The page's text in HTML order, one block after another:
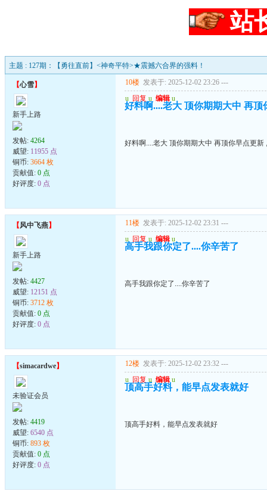
站
主题 : 127期：【勇往直前】<神奇平特>★震撼六合界的强料！
【心雪】
新手上路
发帖: 4264
威望: 11955 点
铜币: 3664 枚
贡献值: 0 点
好评度: 0 点
10楼 发表于: 2025-12-02 23:26 ---
u 回复 u 编辑 u
好料啊....老大 顶你期期大中 再
好料啊....老大 顶你期期大中 再顶你早点更新
【风中飞燕】
新手上路
发帖: 4427
威望: 12151 点
铜币: 3712 枚
贡献值: 0 点
好评度: 0 点
11楼 发表于: 2025-12-02 23:31 ---
u 回复 u 编辑 u
高手我跟你定了....你辛苦了
高手我跟你定了....你辛苦了
【simacardwe】
未验证会员
发帖: 4419
威望: 6540 点
铜币: 893 枚
贡献值: 0 点
好评度: 0 点
12楼 发表于: 2025-12-02 23:32 ---
u 回复 u 编辑 u
顶高手好料，能早点发表就好
顶高手好料，能早点发表就好